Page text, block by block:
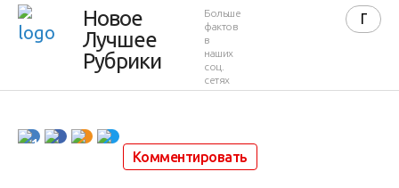
Новое
Лучшее
Рубрики
Больше
фактов
в
наших
соц.
сетях
из гроба
1
Комментировать